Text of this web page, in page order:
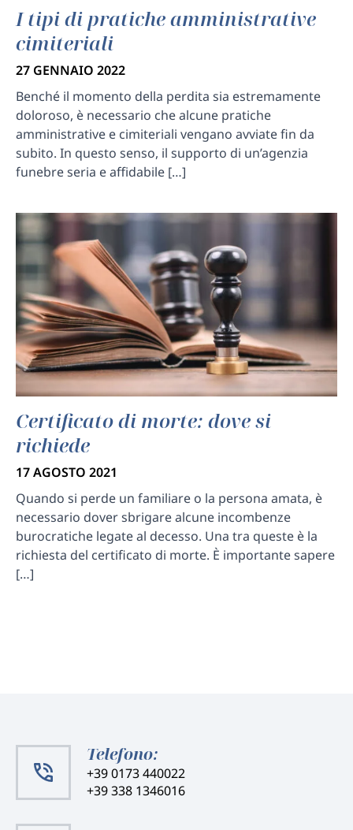
I tipi di pratiche amministrative
cimiteriali
27 GENNAIO 2022
Benché il momento della perdita sia estremamente
doloroso, è necessario che alcune pratiche
amministrative e cimiteriali vengano avviate fin da
subito. In questo senso, il supporto di un’agenzia
funebre seria e affidabile […]
Certificato di morte: dove si
richiede
17 AGOSTO 2021
Quando si perde un familiare o la persona amata, è
necessario dover sbrigare alcune incombenze
burocratiche legate al decesso. Una tra queste è la
richiesta del certificato di morte. È importante sapere
[…]
Telefono:
+39 0173 440022
+39 338 1346016